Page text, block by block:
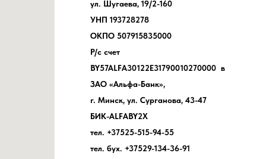
ул. Шугаева, 19/2-160
УНП 193728278
ОКПО 507915835000
Р/с счет
BY57ALFA30122E31790010270000 в
ЗАО «Альфа-Банк»,
г. Минск, ул. Сурганова, 43-47
БИК-ALFABY2X
тел. +37525-515-94-55
тел. бух. +37529-134-36-91